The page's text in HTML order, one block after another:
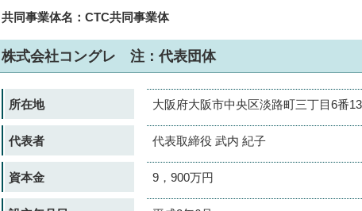
共同事業体名：CTC共同事業体
株式会社コングレ 注：代表団体
所在地 大阪府大阪市中央区淡路町三丁目6番
代表者 代表取締役 武内 紀子
資本金 9，900万円